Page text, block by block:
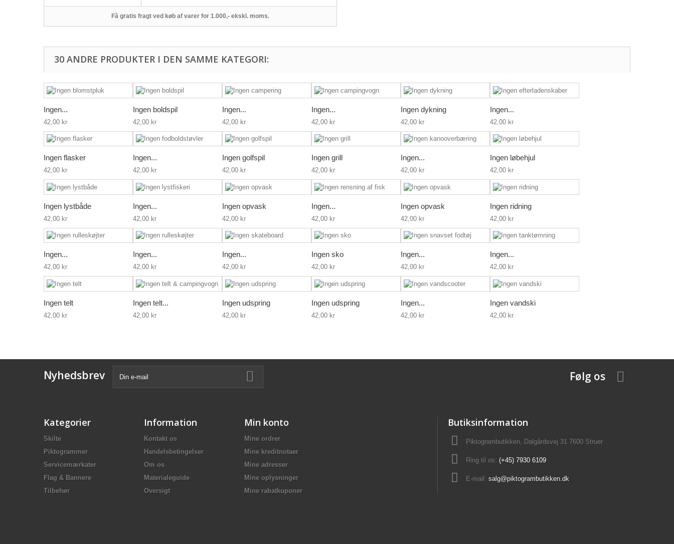
Få gratis fragt ved køb af varer for 1.000,- ekskl. moms.
30 ANDRE PRODUKTER I DEN SAMME KATEGORI:
Ingen...
42,00 kr
Ingen boldspil
42,00 kr
Ingen...
42,00 kr
Ingen...
42,00 kr
Ingen dykning
42,00 kr
Ingen...
42,00 kr
Ingen flasker
42,00 kr
Ingen...
42,00 kr
Ingen golfspil
42,00 kr
Ingen grill
42,00 kr
Ingen...
42,00 kr
Ingen løbehjul
42,00 kr
Ingen lystbåde
42,00 kr
Ingen...
42,00 kr
Ingen opvask
42,00 kr
Ingen...
42,00 kr
Ingen opvask
42,00 kr
Ingen ridning
42,00 kr
Ingen...
42,00 kr
Ingen...
42,00 kr
Ingen...
42,00 kr
Ingen sko
42,00 kr
Ingen...
42,00 kr
Ingen...
42,00 kr
Ingen telt
42,00 kr
Ingen telt...
42,00 kr
Ingen udspring
42,00 kr
Ingen udspring
42,00 kr
Ingen...
42,00 kr
Ingen vandski
42,00 kr
Nyhedsbrev Følg os
Kategorier
Skilte
Piktogrammer
Servicemærkater
Flag & Bannere
Tilbehør
Information
Kontakt os
Handelsbetingelser
Om os
Materialeguide
Oversigt
Min konto
Mine ordrer
Mine kreditnotaer
Mine adresser
Mine oplysninger
Mine rabatkuponer
Butiksinformation
Piktogrambutikken, Dalgårdsvej 31 7600 Struer
Ring til os: (+45) 7930 6109
E-mail: salg@piktogrambutikken.dk